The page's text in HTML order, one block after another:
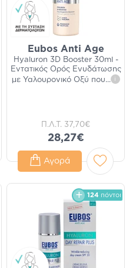
Eubos Anti Age
Hyaluron 3D Booster 30ml -
Εντατικός Ορός Ενυδάτωσης
με Υαλουρονικό Οξύ που... i
Π.Λ.Τ. 37,70€
28,27€
Αγορά
124 πόντοι